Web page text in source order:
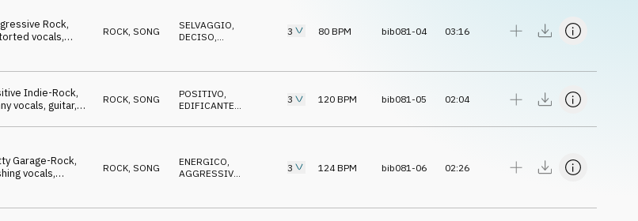
Rock,
vocals,
ROCK SONG SELVAGGIO,
DECISO,
3 80 BPM bib081-04 03:16
Indie-Rock,
vocals, guitar,
ROCK, SONG POSITIVO
EDIFICANTE
3 120 BPM bib081-05 02:04
Garage-Rock,
vocals,
ROCK SONG ENERGICO,
AGGRESSIVO
3 124BPM bib081-06 02:26